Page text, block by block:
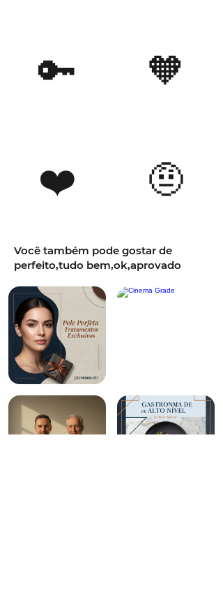
🔑
❤️
🧡
🤨
Você também pode gostar de
perfeito,tudo bem,ok,aprovado